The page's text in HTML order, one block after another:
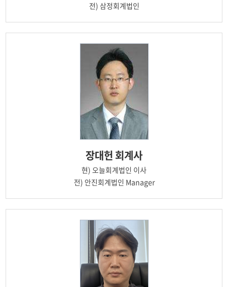
전) 삼정회계법인
장대헌 회계사
현) 오늘회계법인 이사
전) 안진회계법인 Manager